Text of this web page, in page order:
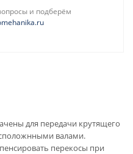
и подберём
для передачи крутящего
валами.
перекосы при